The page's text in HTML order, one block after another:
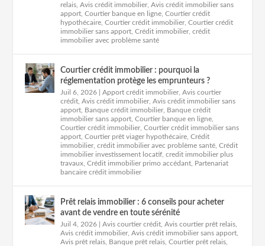
relais ,Avis crédit immobilier ,Avis crédit immobilier sans
apport ,Courtier banque en ligne ,Courtier crédit
hypothécaire ,Courtier crédit immobilier ,Courtier crédit
immobilier sans apport ,Crédit immobilier ,crédit
immobilier avec problème santé
Courtier crédit immobilier : pourquoi la
réglementation protège les emprunteurs ?
Juil 6, 2026 |Apport crédit immobilier ,Avis courtier
crédit ,Avis crédit immobilier ,Avis crédit immobilier sans
apport Banque crédit immobilier Banque crédit
immobilier sans apport ,Courtier banque en ligne
Courtier crédit immobilier ,Courtier crédit immobilier sans
apport ,Courtier prêt viager hypothécaire ,Crédit
immobilier ,crédit immobilier avec problème santé ,Crédit
immobilier investissement locatif ,credit immobilier plus
travaux ,Crédit immobilier primo accédant Partenariat
bancaire crédit immobilier
Prêt relais immobilier : 6 conseils pour acheter
avant de vendre en toute sérénité
Juil 4, 2026 |Avis courtier crédit ,Avis courtier prêt relais
Avis crédit immobilier ,Avis crédit immobilier sans apport
Avis prêt relais Banque prêt relais ,Courtier prêt relais